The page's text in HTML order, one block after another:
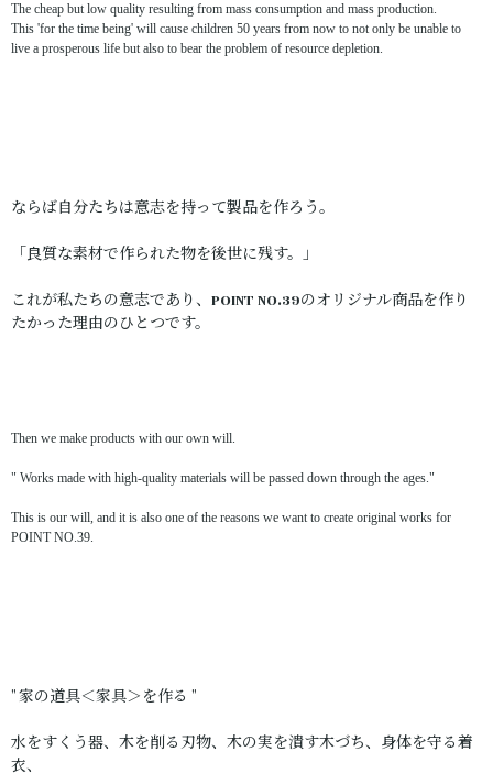
The cheap but low quality resulting from mass consumption and mass production.
This 'for the time being' will cause children 50 years from now to not only be unable to
live a prosperous life but also to bear the problem of resource depletion.
ならば自分たちは意志を持って製品を作ろう。
「良質な素材で作られた物を後世に残す。」
これが私たちの意志であり、POINT NO.39のオリジナル商品を作り
たかった理由のひとつです。
Then we make products with our own will.
" Works made with high-quality materials will be passed down through the ages."
This is our will, and it is also one of the reasons we want to create original works for
POINT NO.39.
" 家の道具＜家具＞を作る "
水をすくう器、木を削る刃物、木の実を潰す木づち、身体を守る着
衣、